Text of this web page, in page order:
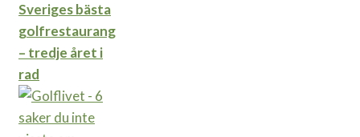
Sveriges bästa
golfrestaurang
– tredje året i
rad